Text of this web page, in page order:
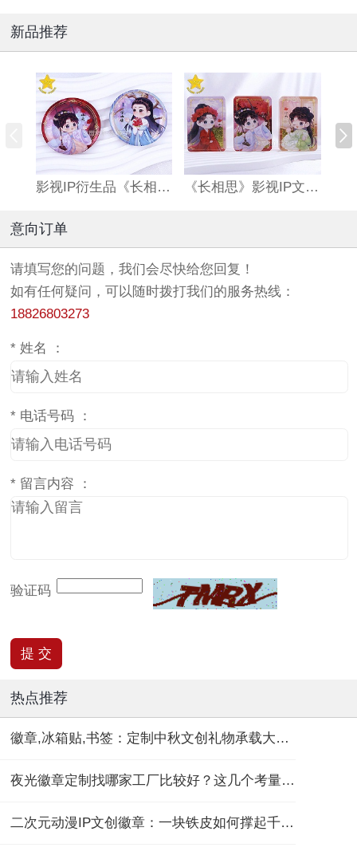
新品推荐
影视IP衍生品《长相思》双闪吧唧 《长相思》影视IP文创亚克力流沙麻将
意向订单
请填写您的问题，我们会尽快给您回复！
如有任何疑问，可以随时拨打我们的服务热线：
18826803273
* 姓名 ：
* 电话号码 ：
* 留言内容 ：
验证码
热点推荐
徽章,冰箱贴,书签：定制中秋文创礼物承载大团圆！
夜光徽章定制找哪家工厂比较好？这几个考量维度要记住！
二次元动漫IP文创徽章：一块铁皮如何撑起千亿“谷子经济”？